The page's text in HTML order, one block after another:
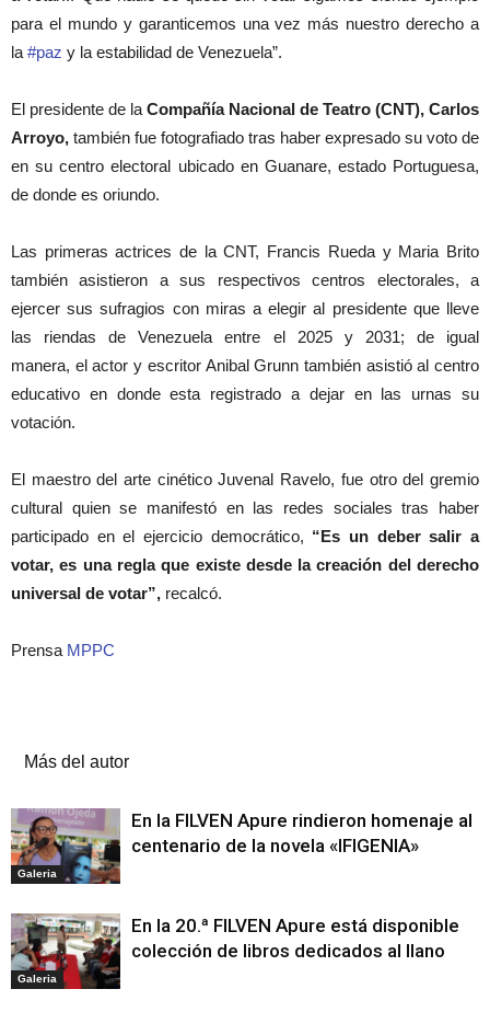
para el mundo y garanticemos una vez más nuestro derecho a
la #paz y la estabilidad de Venezuela”.
El presidente de la Compañía Nacional de Teatro (CNT), Carlos
Arroyo, también fue fotografiado tras haber expresado su voto de
en su centro electoral ubicado en Guanare, estado Portuguesa,
de donde es oriundo.
Las primeras actrices de la CNT, Francis Rueda y Maria Brito
también asistieron a sus respectivos centros electorales, a
ejercer sus sufragios con miras a elegir al presidente que lleve
las riendas de Venezuela entre el 2025 y 2031; de igual
manera, el actor y escritor Anibal Grunn también asistió al centro
educativo en donde esta registrado a dejar en las urnas su
votación.
El maestro del arte cinético Juvenal Ravelo, fue otro del gremio
cultural quien se manifestó en las redes sociales tras haber
participado en el ejercicio democrático, “Es un deber salir a
votar, es una regla que existe desde la creación del derecho
universal de votar”, recalcó.
Prensa MPPC
Más del autor
Galeria
En la FILVEN Apure rindieron homenaje al
centenario de la novela «IFIGENIA»
Galeria
En la 20.ª FILVEN Apure está disponible
colección de libros dedicados al llano